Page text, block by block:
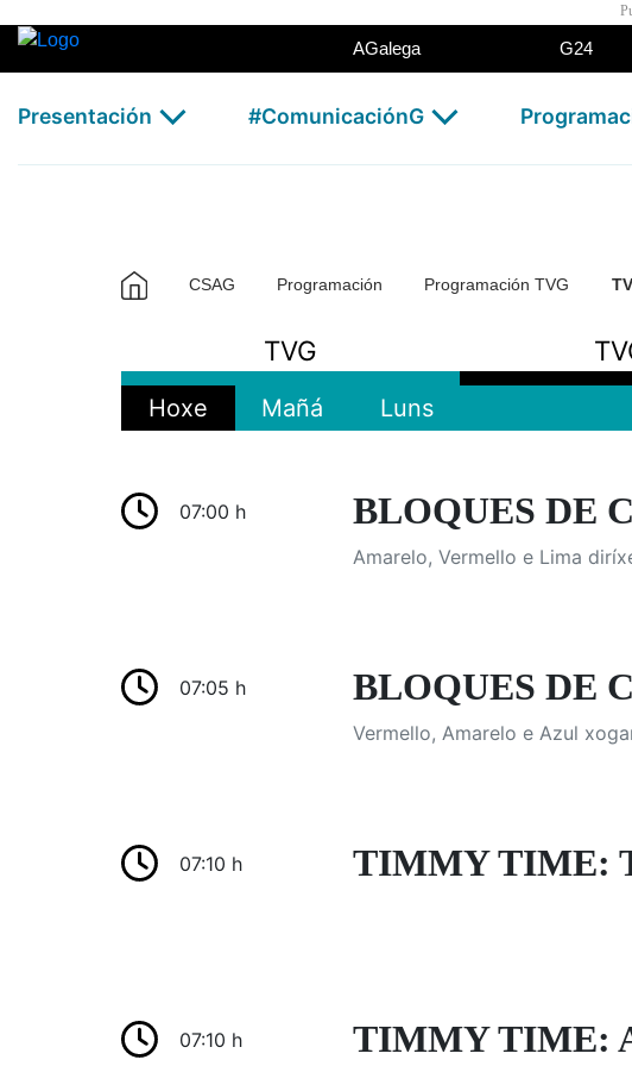
Skip to Main Content
TVG2 - CSAG
AGalega G24
Presentación #ComunicaciónG
CSAG Programación Programación TVG
TVG
Hoxe Mañá Luns
07:00 h BLOQUES DE
Amarelo, Vermello e Lima
07:05 h BLOQUES DE
Vermello, Amarelo e Azul
07:10 h TIMMY TIME:
07:10 h TIMMY TIME: